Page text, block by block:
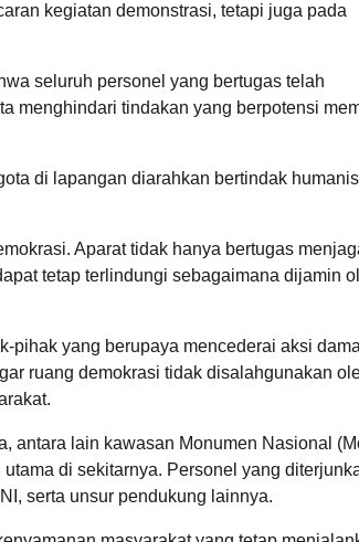
kegiatan demonstrasi, tetapi juga pada
seluruh personel yang bertugas telah
menghindari tindakan yang berpotensi
di lapangan diarahkan bertindak
Aparat tidak hanya bertugas
tetap terlindungi sebagaimana dijamin
pihak yang berupaya mencederai aksi
ruang demokrasi tidak disalahgunakan
antara lain kawasan Monumen Nasional
di sekitarnya. Personel yang
serta unsur pendukung lainnya.